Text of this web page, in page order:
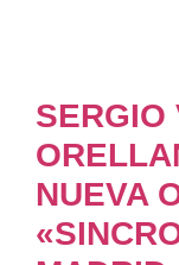
SERGIO
NUEVA